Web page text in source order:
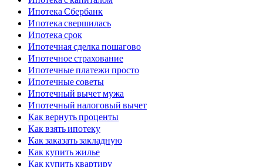
Ипотека Сбербанк
Ипотека свершилась
Ипотека срок
Ипотечная сделка пошагово
Ипотечное страхование
Ипотечные платежи просто
Ипотечные советы
Ипотечный вычет мужа
Ипотечный налоговый вычет
Как вернуть проценты
Как взять ипотеку
Как заказать закладную
Как купить жилье
Как купить квартиру